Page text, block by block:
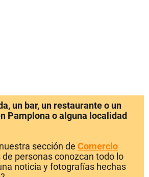
un bar, un restaurante o un
Pamplona o alguna localidad
sección de Comercio
personas conozcan todo lo
noticia y fotografías hechas